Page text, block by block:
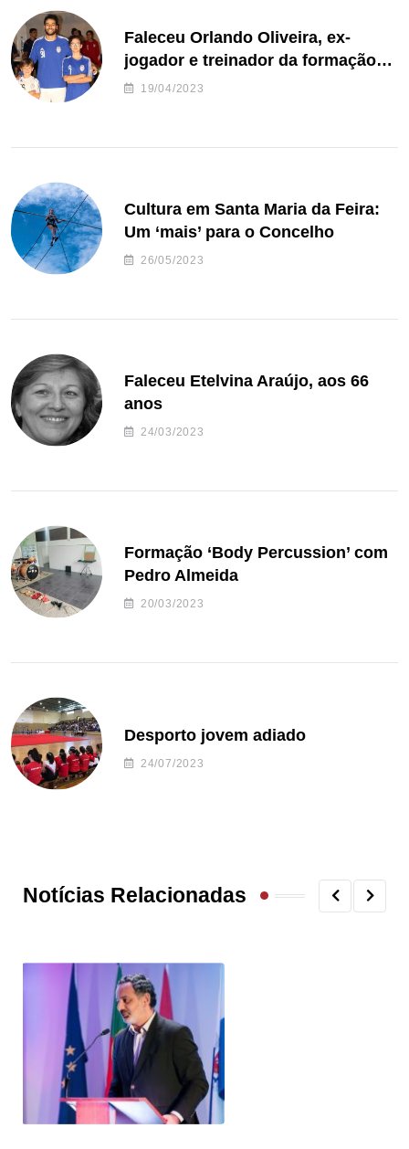
Faleceu Orlando Oliveira, ex-
jogador e treinador da formação
de andebol do Feirense
19/04/2023
Cultura em Santa Maria da Feira:
Um ‘mais’ para o Concelho
26/05/2023
Faleceu Etelvina Araújo, aos 66
anos
24/03/2023
Formação ‘Body Percussion’ com
Pedro Almeida
20/03/2023
Desporto jovem adiado
24/07/2023
Notícias Relacionadas